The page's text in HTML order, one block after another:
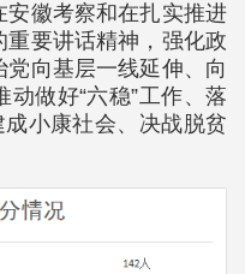
徽考察和在扎实推进
要讲话精神，强化政
向基层一线延伸、向
做好“六稳”工作、落
成小康社会、决战脱贫